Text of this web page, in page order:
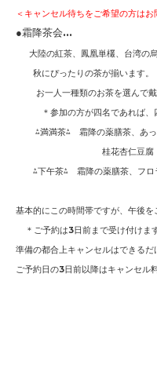
＜キャンセル待ちをご希望の方はお
●霜降茶会...
大陸の紅茶、 鳳凰単欉、 台湾の
秋にぴったりの茶が揃います。
お一人一種類のお茶を選んで戴
＊参加の方が四名であれば、四
⁂満満茶⁂ 霜降の薬膳茶、あ
桂花杏仁豆腐
⁂下午茶⁂ 霜降の薬膳茶、フロ
基本的にこの時間帯ですが、午後を
＊ご予約は3日前まで受け付けます
準備の都合上キャンセルはできるだ
ご予約日の3日前以降はキャンセル